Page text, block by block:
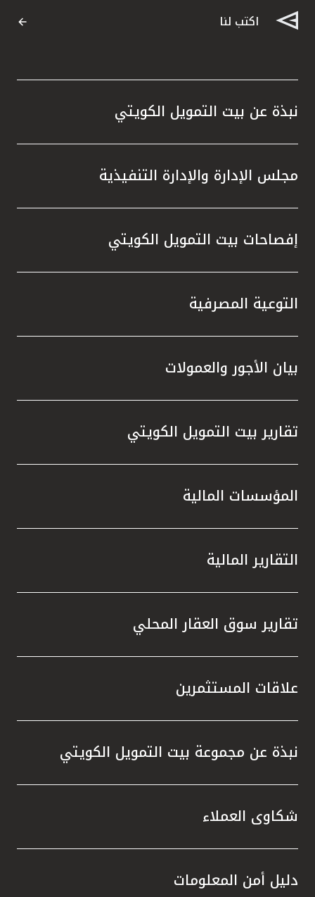
اكتب لنا
نبذة عن بيت التمويل الكويتي
مجلس الإدارة والإدارة التنفيذية
إفصاحات بيت التمويل الكويتي
التوعية المصرفية
بيان الأجور والعمولات
تقارير بيت التمويل الكويتي
المؤسسات المالية
التقارير المالية
تقارير سوق العقار المحلي
علاقات المستثمرين
نبذة عن مجموعة بيت التمويل الكويتي
شكاوى العملاء
دليل أمن المعلومات